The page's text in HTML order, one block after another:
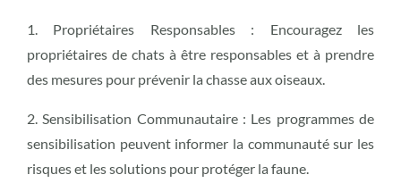
1. Propriétaires Responsables : Encouragez les
propriétaires de chats à être responsables et à prendre
des mesures pour prévenir la chasse aux oiseaux.
2. Sensibilisation Communautaire : Les programmes de
sensibilisation peuvent informer la communauté sur les
risques et les solutions pour protéger la faune.